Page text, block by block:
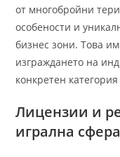
от многобройни
особености и
бизнес зони. Това
изграждането на
конкретен
Лицензии и
игрална сфера